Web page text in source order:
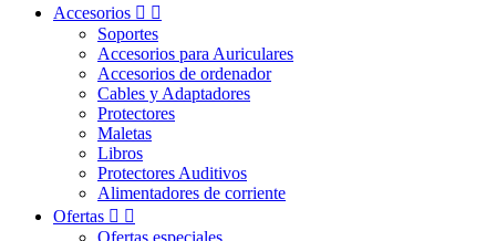
Accesorios  
Soportes
Accesorios para Auriculares
Accesorios de ordenador
Cables y Adaptadores
Protectores
Maletas
Libros
Protectores Auditivos
Alimentadores de corriente
Ofertas  
Ofertas especiales